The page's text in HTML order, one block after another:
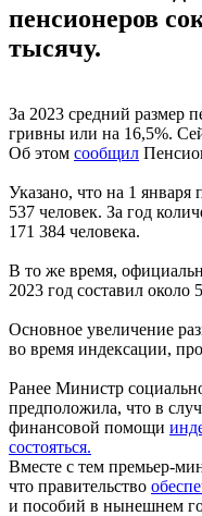
пенсионеров
тысячу.
За 2023 средний размер
гривны или на 16,5%.
Об этом сообщил
Указано, что на 1
537 человек. За год
171 384 человека.
В то же время,
2023 год составил около
Основное увеличение
во время индексации,
Ранее Министр
предположила, что в
финансовой помощи
состояться.
Вместе с тем премьер-
что правительство
и пособий в нынешнем